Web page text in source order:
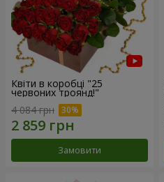
Квіти в коробці "25
червоних троянд!"
4 084 грн
Замовити